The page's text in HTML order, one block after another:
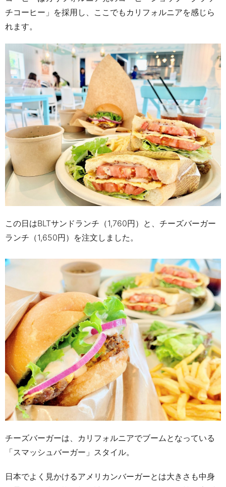
チコーヒー」を採用し、ここでもカリフォルニアを感じら
れます。
この日はBLTサンドランチ（1,760円）と、チーズバーガー
ランチ（1,650円）を注文しました。
チーズバーガーは、カリフォルニアでブームとなっている
「スマッシュバーガー」スタイル。
日本でよく見かけるアメリカンバーガーとは大きさも中身